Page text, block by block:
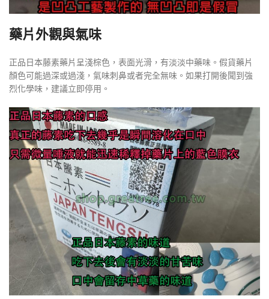
藥片外觀與氣味
正品日本藤素藥片呈淺棕色，表面光滑，有淡淡中藥味。假貨藥片
顏色可能過深或過淺，氣味刺鼻或者完全無味。如果打開後聞到強
烈化學味，建議立即停用。